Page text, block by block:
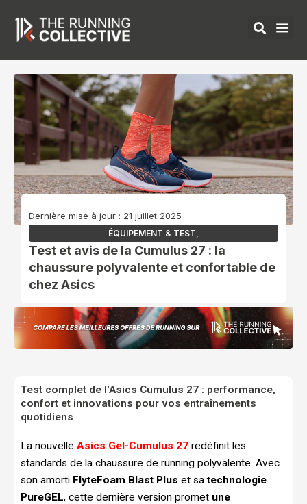
contenu
Dernière mise à jour : 21 juillet 2025
ÉQUIPEMENT & TEST
Test et avis de la Cumulus 27 : la
chaussure polyvalente et confortable de
chez Asics
Test complet de l'Asics Cumulus 27 : performance,
confort et innovations pour vos entraînements
quotidiens
La nouvelle Asics Gel-Cumulus 27 redéfinit les
standards de la chaussure de running polyvalente. Avec
son amorti FlyteFoam Blast Plus et satechnologie
PureGEL, cette dernière version promet une